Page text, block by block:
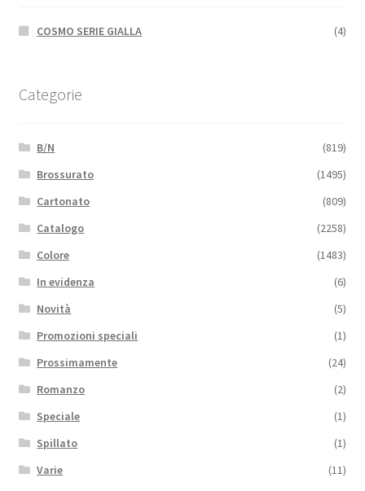
COSMO SERIE GIALLA (4)
Categorie
B/N
(819)
Brossurato
(1495)
Cartonato
(809)
Catalogo
(2258)
Colore
(1483)
In evidenza
(6)
Novità
(5)
Promozioni speciali
(1)
Prossimamente
(24)
Romanzo
(2)
Speciale
(1)
Spillato
(1)
Varie
(11)